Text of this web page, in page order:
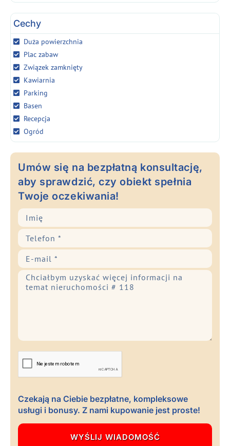
Cechy
Duża powierzchnia
Plac zabaw
Związek zamknięty
Kawiarnia
Parking
Basen
Recepcja
Ogród
Umów się na bezpłatną konsultację,
aby sprawdzić, czy obiekt spełnia
Twoje oczekiwania!
Czekają na Ciebie bezpłatne, kompleksowe
usługi i bonusy. Z nami kupowanie jest proste!